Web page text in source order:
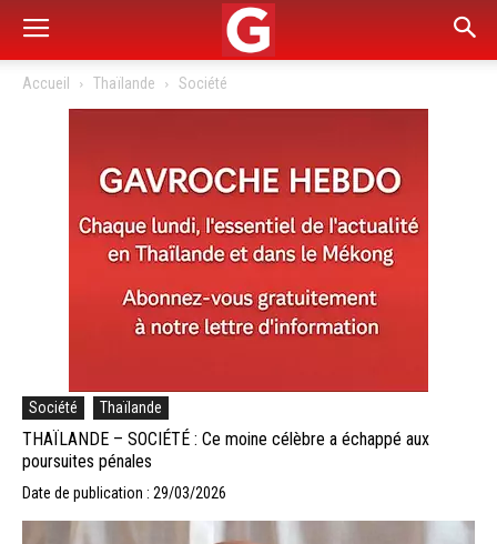
Accueil Thaïlande Société
Société Thaïlande
THAÏLANDE – SOCIÉTÉ : Ce moine célèbre a échappé aux
poursuites pénales
Date de publication : 29/03/2026